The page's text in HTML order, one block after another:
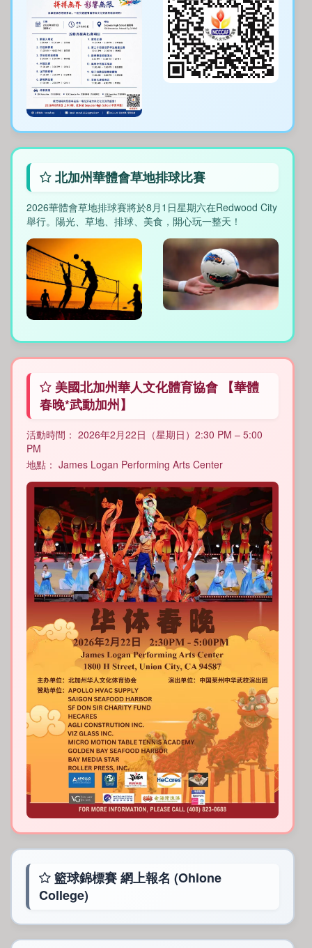
北加州華體會草地排球比賽
2026華體會草地排球賽將於8月1日星期六在Redwood City
舉行。陽光、草地、排球、美食，開心玩一整天！
美國北加州華人文化體育協會 【華體
春晚*武動加州】
活動時間： 2026年2月22日（星期日）2:30 PM – 5:00
PM
地點： James Logan Performing Arts Center
籃球錦標賽 網上報名 (Ohlone
College)